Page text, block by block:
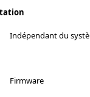
Indépendant du
Firmware